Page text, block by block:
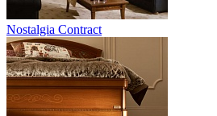
Nostalgia Contract